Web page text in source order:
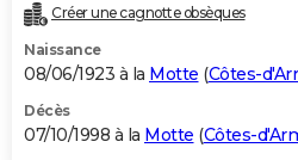
Créer une cagnotte obsèques
Naissance
08/06/1923 à la Motte (Côtes-
Décès
07/10/1998 à la Motte (Côtes-